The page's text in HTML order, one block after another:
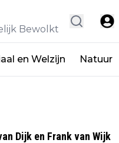
Bewolkt
en Welzijn Natuur
Dijk en Frank van Wijk